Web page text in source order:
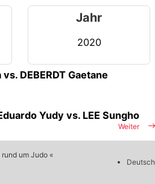
Jahr
2020
DEBERDT Gaetane
Weiter
Yudy vs. LEE Sungho
um Judo «
Deutsch